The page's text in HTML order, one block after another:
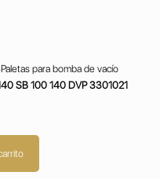
para bomba de vacío
SB 100 140 DVP 3301021